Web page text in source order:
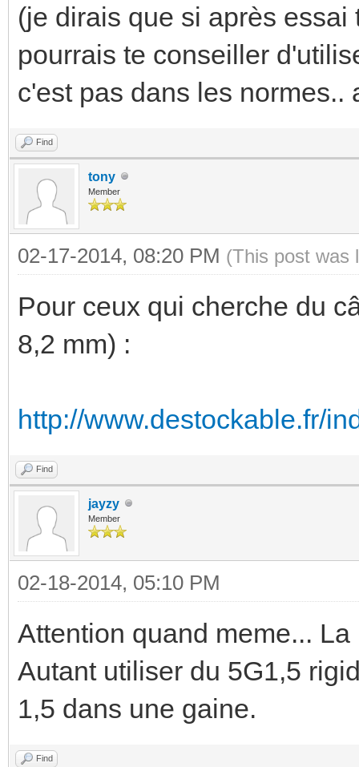
(je dirais que si après
pourrais te conseiller
c'est pas dans les
Find
tony
Member
02-17-2014, 08:20 PM (This post was
Pour ceux qui cherche du
8,2 mm) :
http://www.destockable.fr/
Find
jayzy
Member
02-18-2014, 05:10 PM
Attention quand meme...
Autant utiliser du 5G1,5
1,5 dans une gaine.
Find